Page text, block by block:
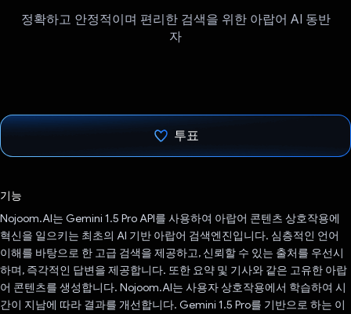
정확하고 안정적이며 편리한 검색을 위한 아랍어 AI 동반
자
투표
기능
Nojoom.AI는 Gemini 1.5 Pro API를 사용하여 아랍어 콘텐츠 상호작용에
혁신을 일으키는 최초의 AI 기반 아랍어 검색엔진입니다. 심층적인 언어
이해를 바탕으로 한 고급 검색을 제공하고, 신뢰할 수 있는 출처를 우선시
하며, 즉각적인 답변을 제공합니다. 또한 요약 및 기사와 같은 고유한 아랍
어 콘텐츠를 생성합니다. Nojoom.AI는 사용자 상호작용에서 학습하여 시
간이 지남에 따라 결과를 개선합니다. Gemini 1.5 Pro를 기반으로 하는 이